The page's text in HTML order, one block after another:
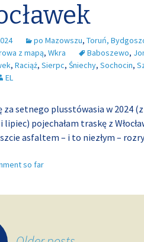
po Mazowszu, Toruń,
z mapą, Wkra Baboszewo,
, Raciąż, Sierpc, Śniechy, Sochocin,
EL
za setnego plusstówasia w 2024
lipiec) pojechałam traskę z
asfaltem – i to niezłym –
so far